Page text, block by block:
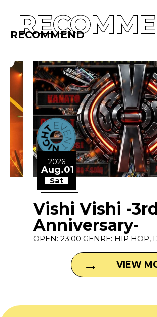
RECOMMEND
2026
Aug.01
Sat
Vishi Vishi -3rd
Anniversary-
OPEN: 23:00 GENRE: HIP HOP,
VIEW MORE